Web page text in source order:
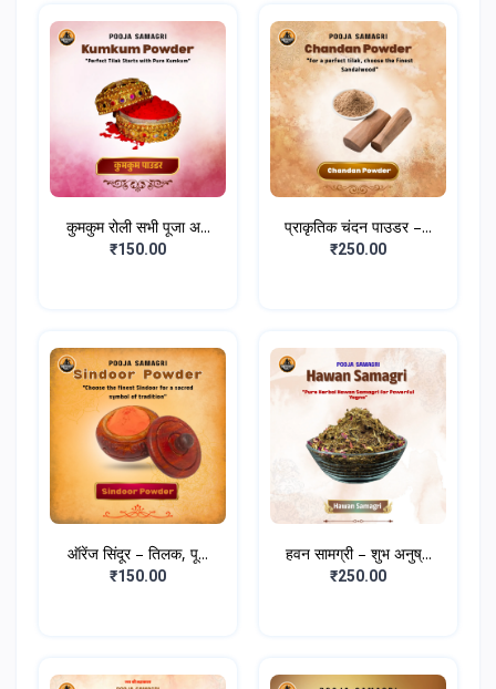
कुमकुम रोली सभी पूजा अ...
₹150.00
प्राकृतिक चंदन पाउडर –...
₹250.00
ऑरेंज सिंदूर – तिलक, पू...
₹150.00
हवन सामग्री – शुभ अनुष्...
₹250.00